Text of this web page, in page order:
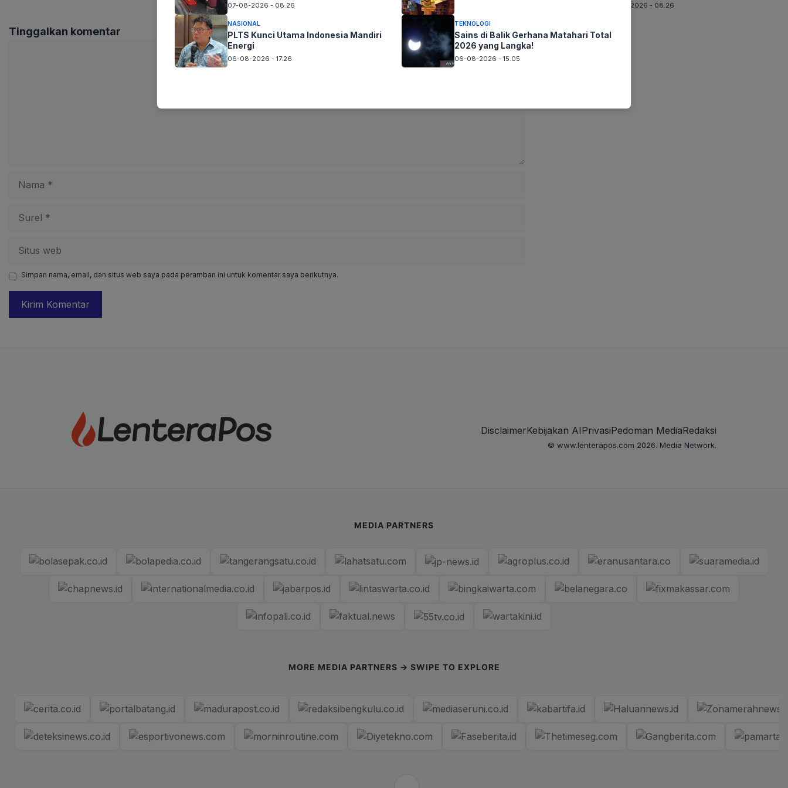
Tinggalkan komentar
web
Simpan nama, email, dan situs web saya pada peramban ini untuk komentar saya berikutnya.
06-08-2026 - 08.26
DisclaimerKebijakan AIPrivasiPedoman MediaRedaksi
© www.lenterapos.com 2026. Media Network.
MEDIA PARTNERS
MORE MEDIA PARTNERS → SWIPE TO EXPLORE
07-08-2026 - 08.26
NASIONAL
PLTS Kunci Utama Indonesia Mandiri
Energi
06-08-2026 - 17.26
TEKNOLOGI
Sains di Balik Gerhana Matahari Total
2026 yang Langka!
06-08-2026 - 15.05